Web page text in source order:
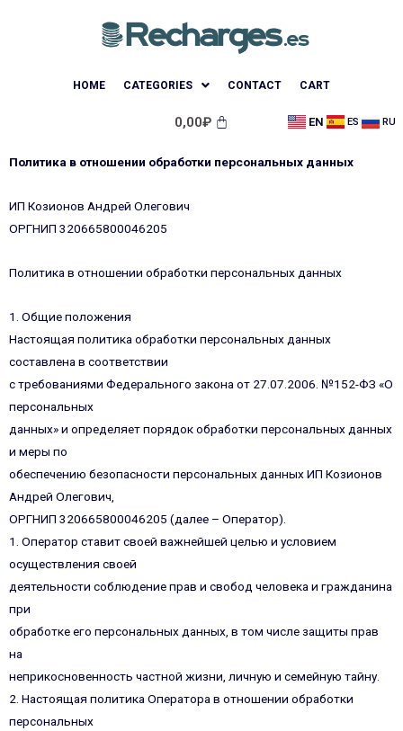
HOME CATEGORIES CONTACT CART
0,00₽ EN ES RU
Политика в отношении обработки персональных данных
ИП Козионов Андрей Олегович
ОРГНИП 320665800046205
Политика в отношении обработки персональных данных
1. Общие положения
Настоящая политика обработки персональных данных
составлена в соответствии
с требованиями Федерального закона от 27.07.2006. №152-ФЗ «О
персональных
данных» и определяет порядок обработки персональных данных
и меры по
обеспечению безопасности персональных данных ИП Козионов
Андрей Олегович,
ОРГНИП 320665800046205 (далее – Оператор).
1. Оператор ставит своей важнейшей целью и условием
осуществления своей
деятельности соблюдение прав и свобод человека и гражданина
при
обработке его персональных данных, в том числе защиты прав
на
неприкосновенность частной жизни, личную и семейную тайну.
2. Настоящая политика Оператора в отношении обработки
персональных